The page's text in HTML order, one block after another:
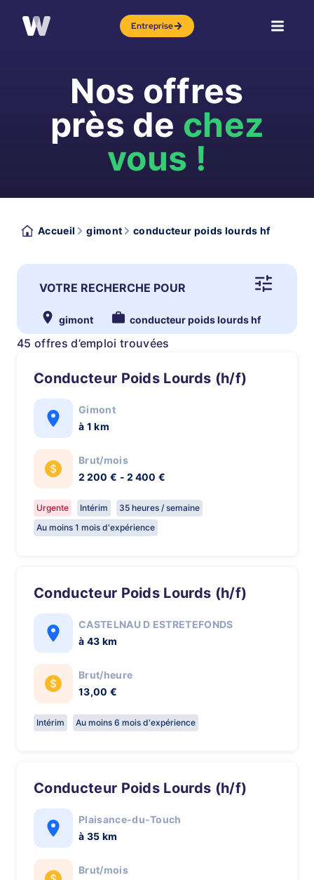
Entreprise
Nos offres
près de chez
vous !
Accueil gimont conducteur poids lourds hf
VOTRE RECHERCHE POUR
gimont conducteur poids lourds hf
45 offres d’emploi trouvées
Conducteur Poids Lourds (h/f)
Gimont
à 1 km
Brut/mois
2 200 € - 2 400 €
Urgente Intérim
35 heures / semaine
Au moins 1 mois d'expérience
Conducteur Poids Lourds (h/f)
CASTELNAU D ESTRETEFONDS
à 43 km
Brut/heure
13,00 €
Intérim Au moins 6 mois d'expérience
Conducteur Poids Lourds (h/f)
Plaisance-du-Touch
à 35 km
Brut/mois